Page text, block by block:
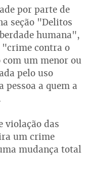
por parte de
seção "Delitos
humana",
"crime contra o
com um menor ou
pelo uso
a quem a
violação das
um crime
mudança total